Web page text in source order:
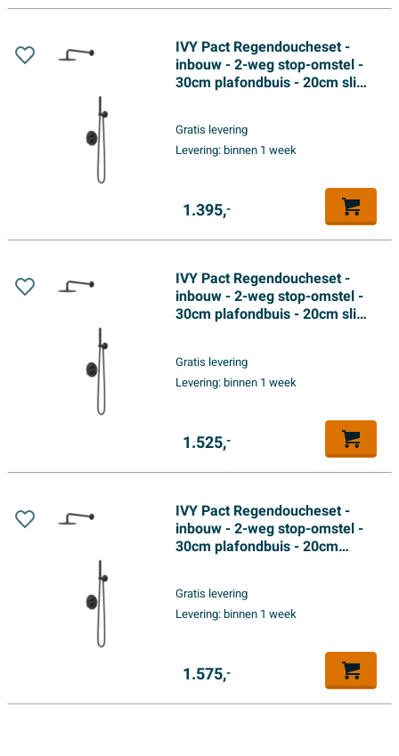
IVY Pact Regendoucheset -
inbouw - 2-weg stop-omstel -
30cm plafondbuis - 20cm slim
doucheslang - 3-standen
handdouche - Mat zwart PED
Gratis levering
Levering:binnen 1 week
1.395,-
IVY Pact Regendoucheset -
inbouw - 2-weg stop-omstel -
30cm plafondbuis - 20cm slim
doucheslang - satin spray
handdouche - Mat zwart PED
Gratis levering
Levering:binnen 1 week
1.525,-
IVY Pact Regendoucheset -
inbouw - 2-weg stop-omstel -
30cm plafondbuis - 20cm
doucheslang - 3-standen
handdouche - Mat zwart PED
Gratis levering
Levering:binnen 1 week
1.575,-